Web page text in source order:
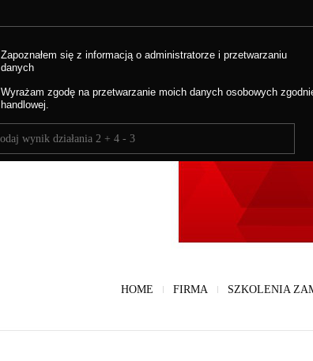
Zapoznałem się z informacją o administratorze i przetwarzaniu
danych
Wyrażam zgodę na przetwarzanie moich danych osobowych
handlowej.
HOME FIRMA SZKOLENIA